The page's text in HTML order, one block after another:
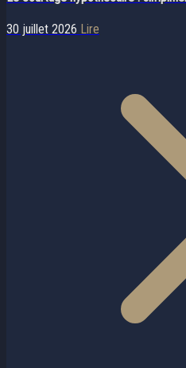
30 juillet 2026 Lire